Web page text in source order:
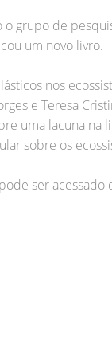
grupo de
um novo livro.
nos
e Teresa
uma lacuna
sobre os
ser